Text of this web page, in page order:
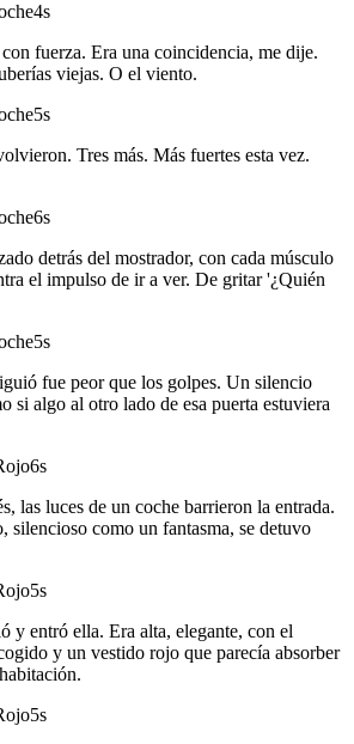
4s
fuerza. Era una coincidencia, me dije.
viejas. O el viento.
5s
Tres más. Más fuertes esta vez.
6s
detrás del mostrador, con cada músculo
el impulso de ir a ver. De gritar '¿Quién
5s
fue peor que los golpes. Un silencio
si algo al otro lado de esa puerta estuviera
6s
las luces de un coche barrieron la entrada.
silencioso como un fantasma, se detuvo
5s
y entró ella. Era alta, elegante, con el
y un vestido rojo que parecía absorber
5s